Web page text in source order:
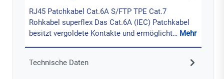
RJ45 Patchkabel Cat.6A S/FTP TPE Cat.7
Rohkabel superflex Das Cat.6A (IEC) Patchkabel
besitzt vergoldete Kontakte und ermöglicht… Mehr
Technische Daten